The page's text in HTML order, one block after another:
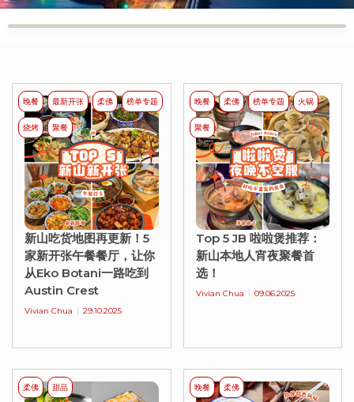
新山吃货地图再更新！5
家新开张午餐餐厅，让你
从Eko Botani一路吃到
Austin Crest
Vivian Chua 29.10.2025
晚餐 最新开张 柔佛 榜单专题
烧烤 聚餐
Top 5 JB 啦啦煲推荐：
新山本地人宵夜聚餐首
选！
Vivian Chua 09.06.2025
晚餐 柔佛 榜单专题 火锅
聚餐
柔佛 甜品 晚餐 柔佛